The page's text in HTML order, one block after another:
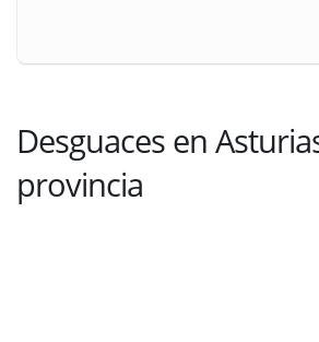
Desguaces en
provincia